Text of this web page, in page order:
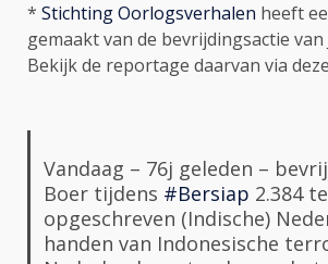
* Stichting Oorlogsverhalen heeft
gemaakt van de bevrijdingsactie van
Bekijk de reportage daarvan via deze
Vandaag – 76j geleden –
Boer tijdens #Bersiap 2.384
opgeschreven (Indische)
handen van Indonesische